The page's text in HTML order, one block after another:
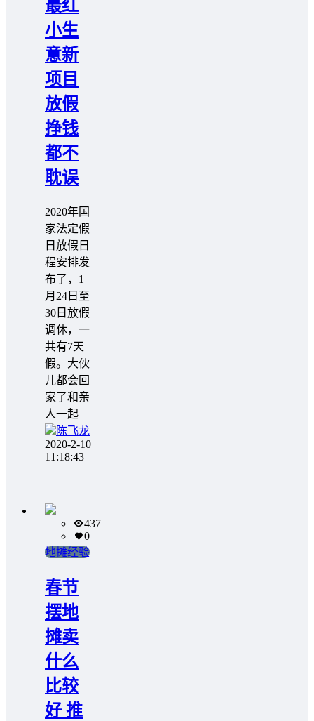
最红
小生
意新
项目
放假
挣钱
都不
耽误
2020年国
家法定假
日放假日
程安排发
布了，1
月24日至
30日放假
调休，一
共有7天
假。大伙
儿都会回
家了和亲
人一起
陈飞龙
2020-2-10
11:18:43
437
0
地摊经验
春节
摆地
摊卖
什么
比较
好 推